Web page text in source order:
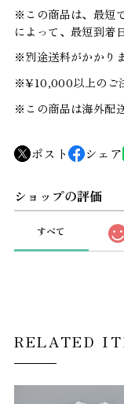
※この商品は、最短
によって、最短到着
※別途送料がかかりま
※¥10,000以上のご
※この商品は海外配
ポスト シェア
ショップの評価
すべて
RELATED